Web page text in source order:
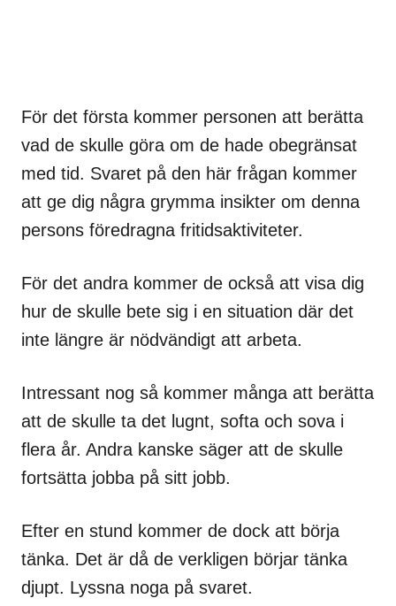
För det första kommer personen att berätta
vad de skulle göra om de hade obegränsat
med tid. Svaret på den här frågan kommer
att ge dig några grymma insikter om denna
persons föredragna fritidsaktiviteter.
För det andra kommer de också att visa dig
hur de skulle bete sig i en situation där det
inte längre är nödvändigt att arbeta.
Intressant nog så kommer många att berätta
att de skulle ta det lugnt, softa och sova i
flera år. Andra kanske säger att de skulle
fortsätta jobba på sitt jobb.
Efter en stund kommer de dock att börja
tänka. Det är då de verkligen börjar tänka
djupt. Lyssna noga på svaret.